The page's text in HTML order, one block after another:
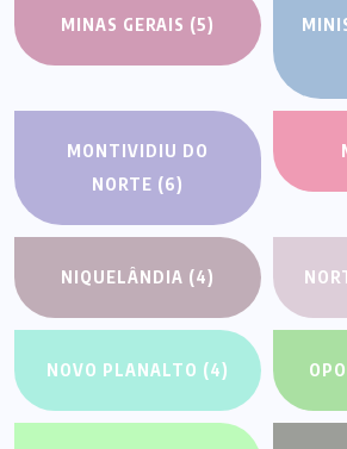
MINAS GERAIS (5)
MONTIVIDIU DO
NORTE (6)
NIQUELÂNDIA (4)
NOVO PLANALTO (4)